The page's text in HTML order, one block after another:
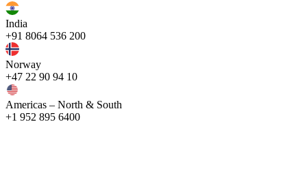
India
+91 8064 536 200
Norway
+47 22 90 94 10
Americas – North & South
+1 952 895 6400